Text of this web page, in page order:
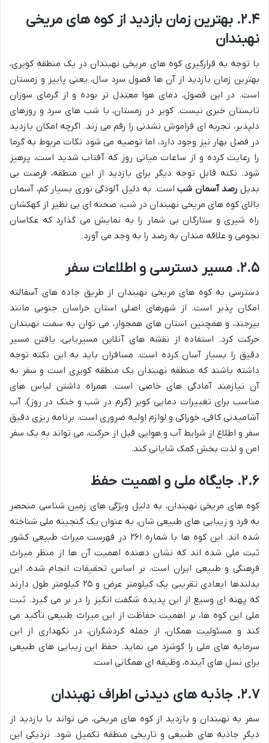
۲.۴. بهترین زمان بازدید از کوه های مریخی
نهبندان
با توجه به قرارگیری کوه های مریخی نهبندان در یک منطقه کویری،
بهترین زمان بازدید از آن ها فصول سرد سال، یعنی پاییز و زمستان
است. در این فصول، دمای هوا معتدل تر بوده و از گرمای سوزان
تابستان خبری نیست. کویر در زمستان، با شب های سرد و روزهای
دلپذیر، تجربه ای فراموش نشدنی را رقم می زند. اگرچه امکان بازدید
در فصل بهار نیز وجود دارد، اما توصیه می شود نکات مربوط به گرما
را رعایت کرده و از ساعات میانی روز که آفتاب شدید است، پرهیز
شود. نکته قابل توجه دیگر برای بازدید از این منطقه، فرصت بی
بدیل رصد آسمان شباست. به دلیل آلودگی نوری بسیار کم، آسمان
بالای کوه های مریخی نهبندان در شب، صحنه ای بی نظیر از کهکشان
راه شیری و ستارگان بی شمار را به نمایش می گذارد که عکاسان
نجومی و علاقه مندان به رصد را به وجد می آورد.
۲.۵. مسیر دسترسی و اطلاعات سفر
دسترسی به کوه های مریخی نهبندان از طریق جاده های آسفالته
امکان پذیر است. از شهرهای اصلی استان خراسان جنوبی مانند
بیرجند، و همچنین استان های همجوار، می توان به سمت نهبندان
حرکت کرد. استفاده از نقشه های آنلاین مسیریابی، یافتن مسیر
دقیق را بسیار آسان کرده است. مسافران باید به این نکته توجه
داشته باشند که منطقه نهبندان یک منطقه کویری است و سفر به
آن نیازمند آمادگی های خاصی است. همراه داشتن لباس های
مناسب برای تغییرات دمایی کویر (گرم در شب و خنک در روز)، آب
آشامیدنی کافی، خوراکی و لوازم اولیه ضروری است. برنامه ریزی دقیق
سفر و اطلاع از شرایط آب و هوایی قبل از حرکت، می تواند به یک سفر
امن و لذت بخش کمک شایانی کند.
۲.۶. جایگاه ملی و اهمیت حفظ
کوه های مریخی نهبندان، به دلیل ویژگی های زمین شناسی منحصر
به فرد و زیبایی های طبیعی شان، به عنوان یک گنجینه ملی شناخته
شده اند. این کوه ها با شماره ۲۶۱ در فهرست میراث طبیعی کشور
ثبت ملی شده اند که نشان دهنده اهمیت آن ها از منظر میراث
فرهنگی و طبیعی ایران است. بر اساس تحقیقات انجام شده، این
بدلندها ابعادی تقریبی یک کیلومتر عرض و ۲۵ کیلومتر طول دارند
که پهنه ای وسیع از این پدیده شگفت انگیز را در بر می گیرد. ثبت
ملی این کوه ها، بر اهمیت حفاظت از این میراث طبیعی تأکید می
کند و مسئولیت همگان، از جمله گردشگران، در نگهداری از این
سرمایه های ملی را گوشزد می نماید. حفظ این زیبایی های طبیعی
برای نسل های آینده، وظیفه ای همگانی است.
۲.۷. جاذبه های دیدنی اطراف نهبندان
سفر به نهبندان و بازدید از کوه های مریخی، می تواند با بازدید از
دیگر جاذبه های طبیعی و تاریخی منطقه تکمیل شود. نزدیکی این